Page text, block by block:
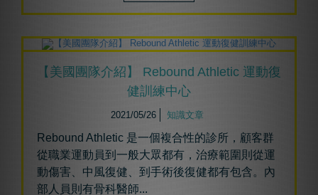
【美國團隊介紹】 Rebound Athletic 運動復
健訓練中心
2021/05/26 知識文章
Rebound Athletic 是一個複合性的診所，顧客群
從職業運動員到一般大眾都有，治療範圍則從運
動傷害、中風復健、到手術後復健都有包含。內
部人員則有骨科醫師...